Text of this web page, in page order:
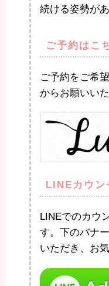
続ける姿勢があ
ご予約はこ
ご予約をご希
からお願いいた
LINEカウン
LINEでのカウ
す。下のバナ
いただき、お